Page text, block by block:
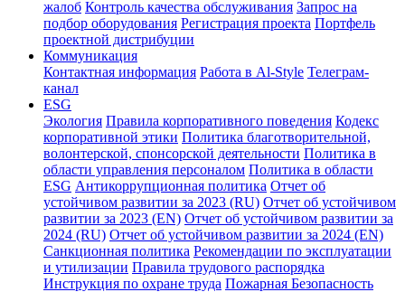
жалоб Контроль качества обслуживания Запрос на
подбор оборудования Регистрация проекта Портфель
проектной дистрибуции
Коммуникация
Контактная информация Работа в Al-Style Телеграм-
канал
ESG
Экология Правила корпоративного поведения Кодекс
корпоративной этики Политика благотворительной,
волонтерской, спонсорской деятельности Политика в
области управления персоналом Политика в области
ESG Антикоррупционная политика Отчет об
устойчивом развитии за 2023 (RU) Отчет об устойчивом
развитии за 2023 (EN) Отчет об устойчивом развитии за
2024 (RU) Отчет об устойчивом развитии за 2024 (EN)
Санкционная политика Рекомендации по эксплуатации
и утилизации Правила трудового распорядка
Инструкция по охране труда Пожарная Безопасность